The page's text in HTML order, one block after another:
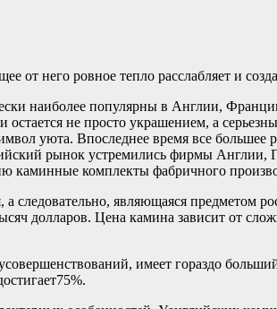
от него ровное тепло расслабляет и
наиболее популярны в Англии,
не просто украшением, а
уюта. Впоследнее время все
рынок устремились фирмы
каминные комплекты фабричного
следовательно, являющаяся предметом
долларов. Цена камина зависит от
имеет гораздо